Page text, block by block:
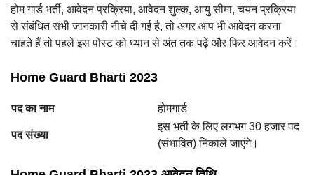
होम गार्ड भर्ती, आवेदन प्रक्रिया, आवेदन शुल्क, आयु सीमा, चयन प्रक्रिया
से संबंधित सभी जानकारी नीचे दी गई है, तो अगर आप भी आवेदन करना
चाहते हैं तो पहले इस पोस्ट को ध्यान से अंत तक पढ़ें और फिर आवेदन करें।
Home Guard Bharti 2023
पद का नाम होमगार्ड
पद संख्या
इस भर्ती के लिए लगभग 30 हजार पद
(संभावित) निकाले जाएंगे।